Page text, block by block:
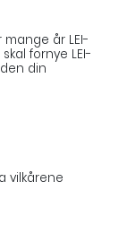
mange år LEI-
fornye LEI-
din
vilkårene